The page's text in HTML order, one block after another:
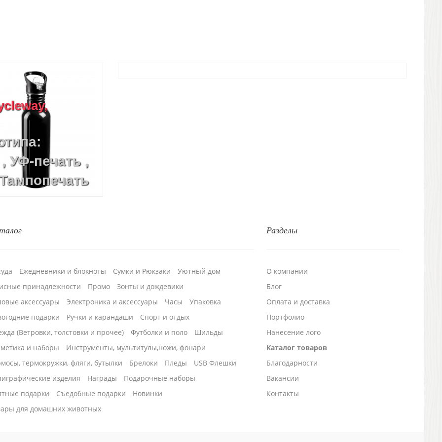
УФ-печать ,
Разделы
О компании
Блог
Оплата и доставка
Портфолио
Нанесение лого
Каталог товаров
Благодарности
Вакансии
Контакты
Ежедневники и блокноты Сумки и Рюкзаки
Уютный дом
принадлежности
Промо
Зонты и дождевики
аксессуары
Электроника и аксессуары Часы
Упаковка
подарки
Ручки и карандаши
Спорт и отдых
(Ветровки, толстовки и прочее)
Футболки и поло
Шильды
и наборы
Инструменты, мультитулы,ножи, фонари
термокружки, фляги, бутылки
Брелоки Пледы
USB Флешки
изделия
Награды
Подарочные наборы
подарки
Cъедобные подарки
Новинки
для домашних животных